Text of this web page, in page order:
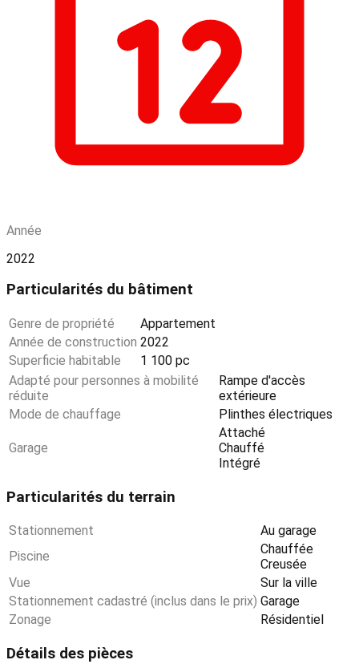
Année
2022
Particularités du bâtiment
Genre de propriété
Appartement
Année de construction 2022
Superficie habitable
1 100 pc
Adapté pour personnes à mobilité
réduite
Rampe d'accès
extérieure
Mode de chauffage
Plinthes électriques
Garage
Attaché
Chauffé
Intégré
Particularités du terrain
Stationnement
Au garage
Piscine
Chauffée
Creusée
Vue
Sur la ville
Stationnement cadastré (inclus dans le prix) Garage
Zonage
Résidentiel
Détails des pièces